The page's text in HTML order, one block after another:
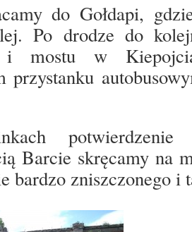
do Gołdapi,
Po drodze do
i mostu w
przystanku
Barcie skręcamy na
bardzo zniszczonego i